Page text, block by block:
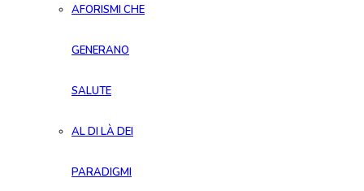
AFORISMI CHE
GENERANO
SALUTE
AL DI LÀ DEI
PARADIGMI